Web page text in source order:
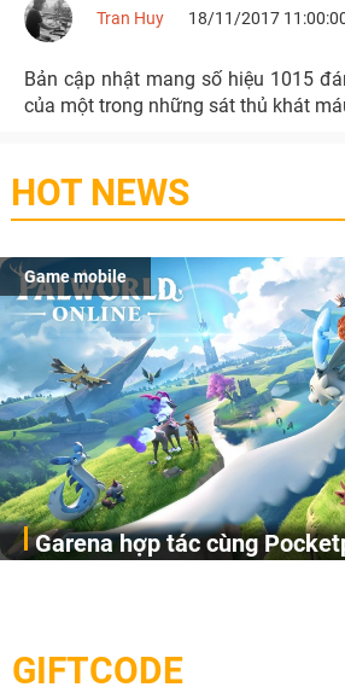
Tran Huy 18/11/2017
Bản cập nhật mang số hiệu 1015
của một trong những sát thủ khát
HOT NEWS
Game mobile
Garena hợp tác cùng
cầu, theo giấy phép chính thức từ
Pocketpair, Inc.
GIFTCODE